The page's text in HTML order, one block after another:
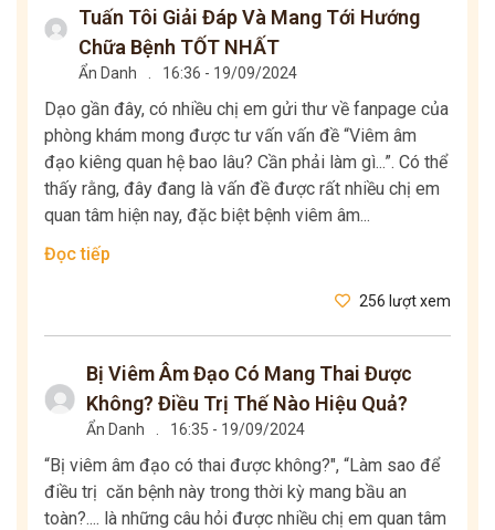
Tuấn Tôi Giải Đáp Và Mang Tới Hướng
Chữa Bệnh TỐT NHẤT
Ẩn Danh 16:36 - 19/09/2024
Dạo gần đây, có nhiều chị em gửi thư về fanpage của
phòng khám mong được tư vấn vấn đề “Viêm âm
đạo kiêng quan hệ bao lâu? Cần phải làm gì...”. Có thể
thấy rằng, đây đang là vấn đề được rất nhiều chị em
quan tâm hiện nay, đặc biệt bệnh viêm âm...
Đọc tiếp
256 lượt xem
Bị Viêm Âm Đạo Có Mang Thai Được
Không? Điều Trị Thế Nào Hiệu Quả?
Ẩn Danh 16:35 - 19/09/2024
“Bị viêm âm đạo có thai được không?", “Làm sao để
điều trị căn bệnh này trong thời kỳ mang bầu an
toàn?.... là những câu hỏi được nhiều chị em quan tâm